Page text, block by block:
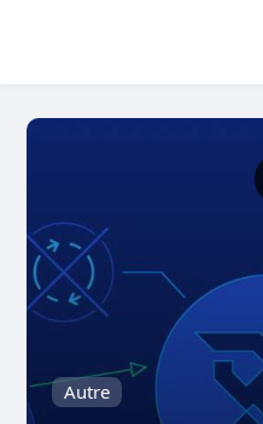
Autre